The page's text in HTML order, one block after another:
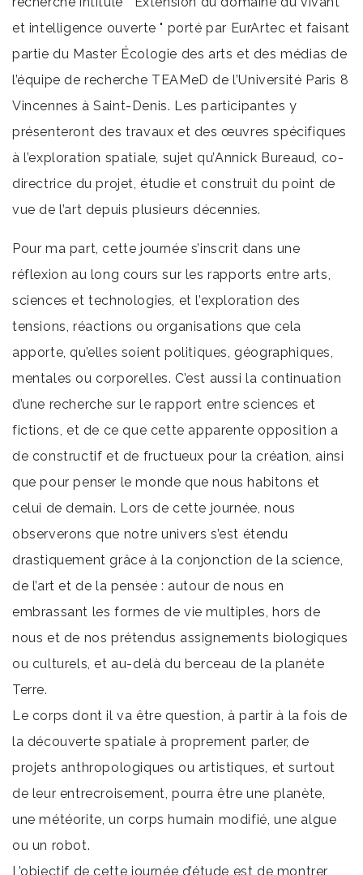
et intelligence ouverte " porté par EurArtec et faisant
partie du Master Écologie des arts et des médias de
l’équipe de recherche TEAMeD de l’Université Paris 8
Vincennes à Saint-Denis. Les participantes y
présenteront des travaux et des œuvres spécifiques
à l’exploration spatiale, sujet qu’Annick Bureaud, co-
directrice du projet, étudie et construit du point de
vue de l’art depuis plusieurs décennies.
Pour ma part, cette journée s’inscrit dans une
réflexion au long cours sur les rapports entre arts,
sciences et technologies, et l’exploration des
tensions, réactions ou organisations que cela
apporte, qu’elles soient politiques, géographiques,
mentales ou corporelles. C’est aussi la continuation
d’une recherche sur le rapport entre sciences et
fictions, et de ce que cette apparente opposition a
de constructif et de fructueux pour la création, ainsi
que pour penser le monde que nous habitons et
celui de demain. Lors de cette journée, nous
observerons que notre univers s’est étendu
drastiquement grâce à la conjonction de la science,
de l’art et de la pensée : autour de nous en
embrassant les formes de vie multiples, hors de
nous et de nos prétendus assignements biologiques
ou culturels, et au-delà du berceau de la planète
Terre.
Le corps dont il va être question, à partir à la fois de
la découverte spatiale à proprement parler, de
projets anthropologiques ou artistiques, et surtout
de leur entrecroisement, pourra être une planète,
une météorite, un corps humain modifié, une algue
ou un robot.
L’objectif de cette journée d’étude est de montrer